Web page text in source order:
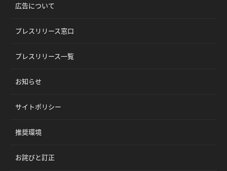
広告について
プレスリリース窓口
プレスリリース一覧
お知らせ
サイトポリシー
推奨環境
お詫びと訂正